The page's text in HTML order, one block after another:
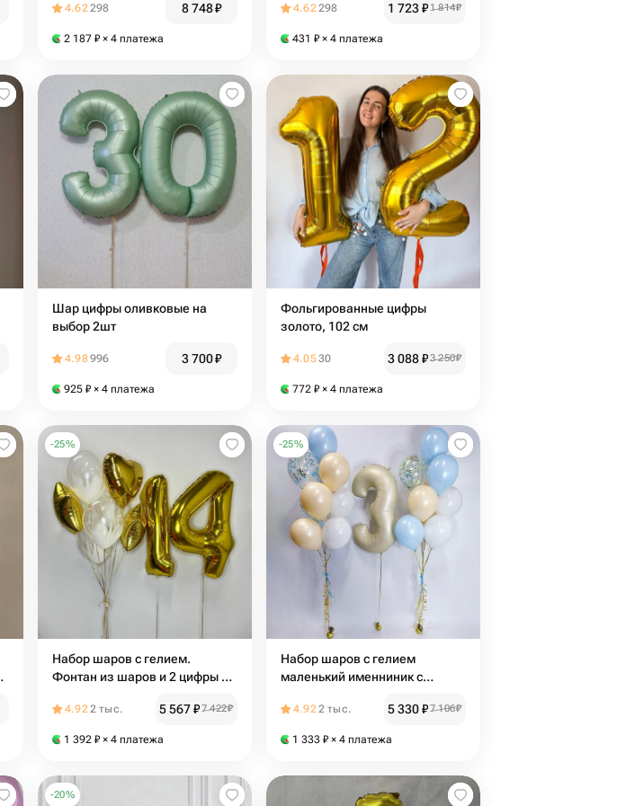
4.62298 8 748₽
2 187 ₽ × 4 платежа
4.62298 1 723₽1 814₽
431 ₽ × 4 платежа
Шар цифры оливковые на
выбор 2шт
4.98996 3 700₽
925 ₽ × 4 платежа
Фольгированные цифры
золото, 102 см
4.0530 3 088₽3 250₽
772 ₽ × 4 платежа
-25%
Набор шаров с гелием.
Фонтан из шаров и 2 цифры на
4.922 тыс. 5 567₽7 422₽
1 392 ₽ × 4 платежа
-25%
Набор шаров с гелием
маленький именниник с
4.922 тыс. 5 330₽7 106₽
1 333 ₽ × 4 платежа
-20%